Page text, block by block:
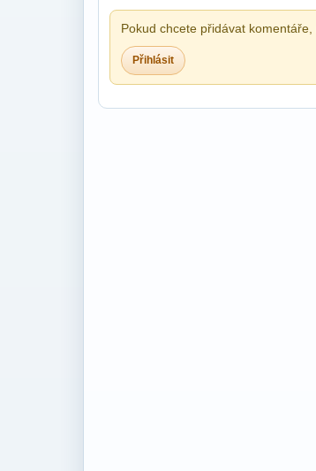
Pokud chcete přidávat komentáře,
Přihlásit